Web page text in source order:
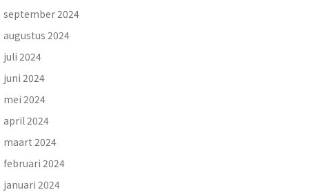
september 2024
augustus 2024
juli 2024
juni 2024
mei 2024
april 2024
maart 2024
februari 2024
januari 2024